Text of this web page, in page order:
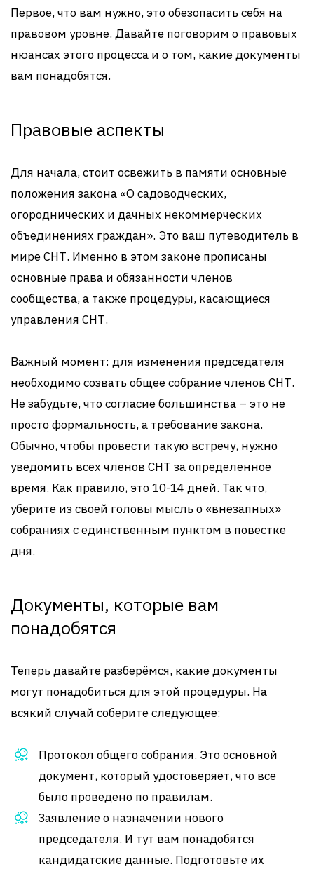
Первое, что вам нужно, это обезопасить себя на
правовом уровне. Давайте поговорим о правовых
нюансах этого процесса и о том, какие документы
вам понадобятся.
Правовые аспекты
Для начала, стоит освежить в памяти основные
положения закона «О садоводческих,
огороднических и дачных некоммерческих
объединениях граждан». Это ваш путеводитель в
мире СНТ. Именно в этом законе прописаны
основные права и обязанности членов
сообщества, а также процедуры, касающиеся
управления СНТ.
Важный момент: для изменения председателя
необходимо созвать общее собрание членов СНТ.
Не забудьте, что согласие большинства – это не
просто формальность, а требование закона.
Обычно, чтобы провести такую встречу, нужно
уведомить всех членов СНТ за определенное
время. Как правило, это 10-14 дней. Так что,
уберите из своей головы мысль о «внезапных»
собраниях с единственным пунктом в повестке
дня.
Документы, которые вам
понадобятся
Теперь давайте разберёмся, какие документы
могут понадобиться для этой процедуры. На
всякий случай соберите следующее:
Протокол общего собрания. Это основной
документ, который удостоверяет, что все
было проведено по правилам.
Заявление о назначении нового
председателя. И тут вам понадобятся
кандидатские данные. Подготовьте их